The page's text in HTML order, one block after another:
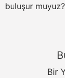
buluşur
Bir